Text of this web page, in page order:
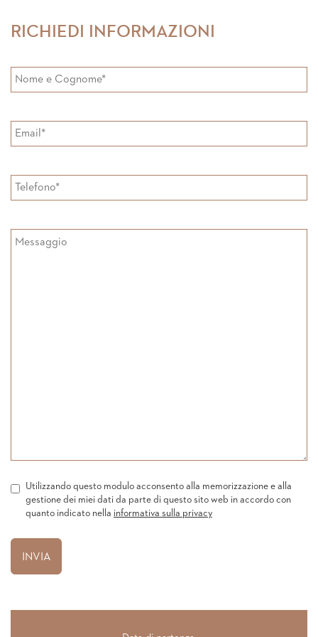
RICHIEDI INFORMAZIONI
Utilizzando questo modulo acconsento alla memorizzazione e alla
gestione dei miei dati da parte di questo sito web in accordo con
quanto indicato nella informativa sulla privacy